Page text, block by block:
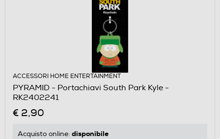
ACCESSORI HOME ENTERTAINMENT
PYRAMID - Portachiavi South Park Kyle -
RK2402241
€ 2,90
Acquisto online: disponibile